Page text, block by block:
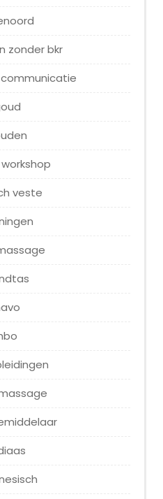
zonder bkr
veste